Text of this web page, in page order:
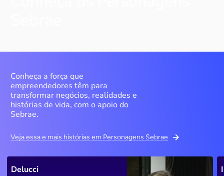
Conheça a força que
empreendedores têm para
transformar negócios, realidades e
histórias de vida, com o apoio do
Sebrae.
Veja essa e mais histórias em Personagens Sebrae
Delucci